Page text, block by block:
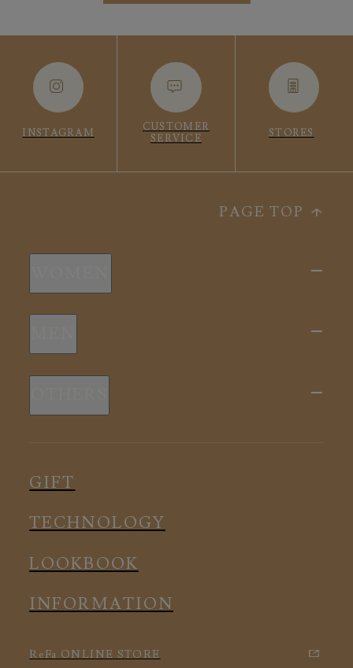
INSTAGRAM
CUSTOMER
SERVICE
STORES
PAGE TOP
新商品
スリープウェア
ルームウェア
アクセサリー
新商品
ルームウェア
アクセサリー
GIFT
TECHNOLOGY
LOOKBOOK
INFORMATION
ReFa ONLINE STORE